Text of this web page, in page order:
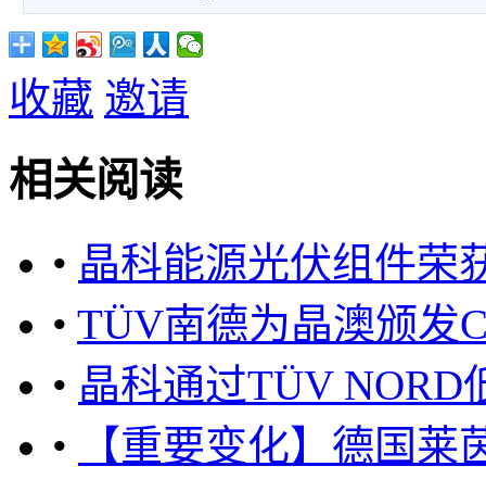
收藏 邀请
相关阅读
• 晶科能源光伏组件荣
• TÜV南德为晶澳颁发
• 晶科通过TÜV NORD
•
【重要变化】德国